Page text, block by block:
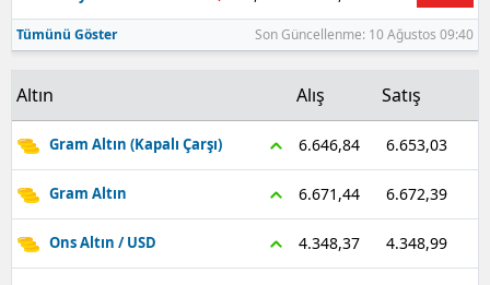
Tümünü Göster Son Güncellenme: 10 Ağustos 09:40
Altın Alış Satış
Gram Altın (Kapalı Çarşı) 6.646,84 6.653,03
Gram Altın 6.671,44 6.672,39
Ons Altın / USD 4.348,37 4.348,99